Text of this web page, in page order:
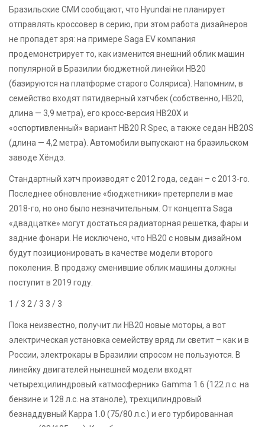
Бразильские СМИ сообщают, что Hyundai не планирует
отправлять кроссовер в серию, при этом работа дизайнеров
не пропадет зря: на примере Saga EV компания
продемонстрирует то, как изменится внешний облик машин
популярной в Бразилии бюджетной линейки HB20
(базируются на платформе старого Соляриса). Напомним, в
семейство входят пятидверный хэтчбек (собственно, HB20,
длина — 3,9 метра), его кросс-версия HB20X и
«оспортивленный» вариант HB20 R Spec, а также седан HB20S
(длина — 4,2 метра). Автомобили выпускают на бразильском
заводе Хёндэ.
Стандартный хэтч производят с 2012 года, седан – с 2013-го.
Последнее обновление «бюджетники» претерпели в мае
2018-го, но оно было незначительным. От концепта Saga
«двадцатке» могут достаться радиаторная решетка, фары и
задние фонари. Не исключено, что HB20 с новым дизайном
будут позиционировать в качестве модели второго
поколения. В продажу сменившие облик машины должны
поступит в 2019 году.
1 / 3 2 / 3 3 / 3
Пока неизвестно, получит ли HB20 новые моторы, а вот
электрическая установка семейству вряд ли светит – как и в
России, электрокары в Бразилии спросом не пользуются. В
линейку двигателей нынешней модели входят
четырехцилиндровый «атмосферник» Gamma 1.6 (122 л.с. на
бензине и 128 л.с. на этаноле), трехцилиндровый
безнаддувный Kappa 1.0 (75/80 л.с.) и его турбированная